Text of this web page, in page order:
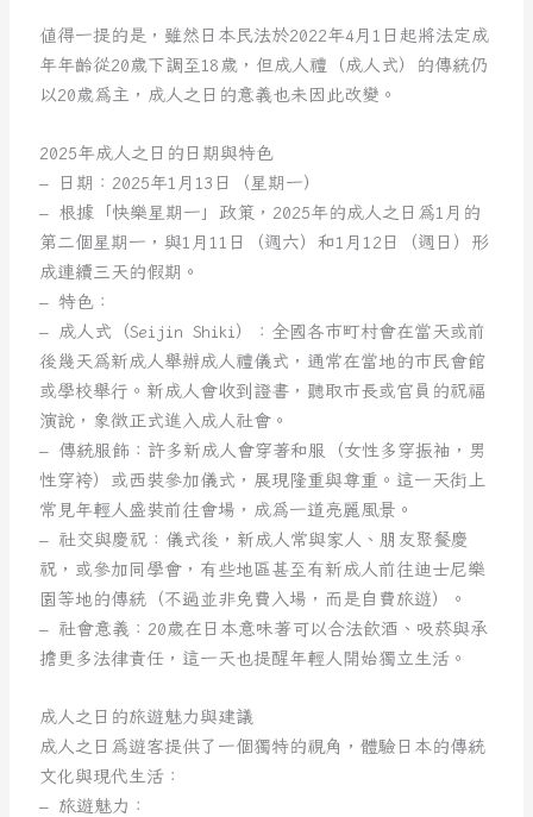
值得一提的是，雖然日本民法於2022年4月1日起將法定成
年年齡從20歲下調至18歲，但成人禮（成人式）的傳統仍
以20歲為主，成人之日的意義也未因此改變。
2025年成人之日的日期與特色
– 日期：2025年1月13日（星期一）
– 根據「快樂星期一」政策，2025年的成人之日為1月的
第二個星期一，與1月11日（週六）和1月12日（週日）形
成連續三天的假期。
– 特色：
– 成人式（Seijin Shiki）：全國各市町村會在當天或前
後幾天為新成人舉辦成人禮儀式，通常在當地的市民會館
或學校舉行。新成人會收到證書，聽取市長或官員的祝福
演說，象徵正式進入成人社會。
– 傳統服飾：許多新成人會穿著和服（女性多穿振袖，男
性穿袴）或西裝參加儀式，展現隆重與尊重。這一天街上
常見年輕人盛裝前往會場，成為一道亮麗風景。
– 社交與慶祝：儀式後，新成人常與家人、朋友聚餐慶
祝，或參加同學會，有些地區甚至有新成人前往迪士尼樂
園等地的傳統（不過並非免費入場，而是自費旅遊）。
– 社會意義：20歲在日本意味著可以合法飲酒、吸菸與承
擔更多法律責任，這一天也提醒年輕人開始獨立生活。
成人之日的旅遊魅力與建議
成人之日為遊客提供了一個獨特的視角，體驗日本的傳統
文化與現代生活：
– 旅遊魅力：